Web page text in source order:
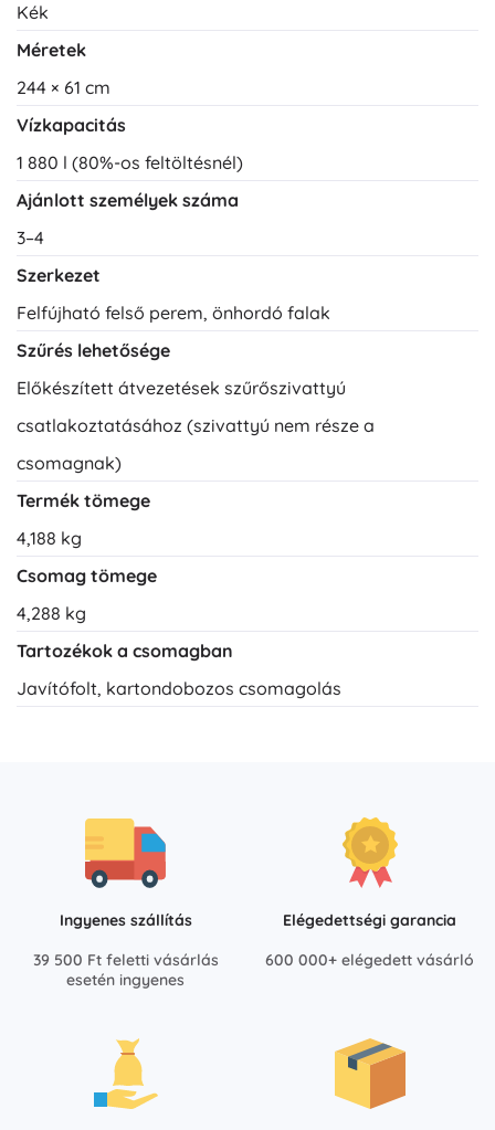
Kék
Méretek
244 × 61 cm
Vízkapacitás
1 880 l (80%-os feltöltésnél)
Ajánlott személyek száma
3–4
Szerkezet
Felfújható felső perem, önhordó falak
Szűrés lehetősége
Előkészített átvezetések szűrőszivattyú
csatlakoztatásához (szivattyú nem része a
csomagnak)
Termék tömege
4,188 kg
Csomag tömege
4,288 kg
Tartozékok a csomagban
Javítófolt, kartondobozos csomagolás
Ingyenes szállítás
39 500 Ft feletti vásárlás
esetén ingyenes
Elégedettségi garancia
600 000+ elégedett vásárló